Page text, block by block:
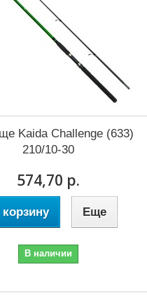
Kaida Challenge (633)
210/10-30
574,70 р.
Еще
В наличии